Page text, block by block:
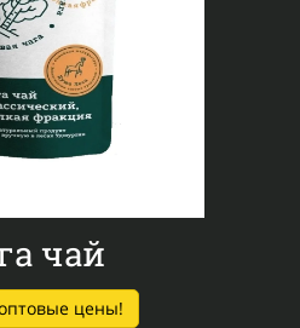
чай
цены!